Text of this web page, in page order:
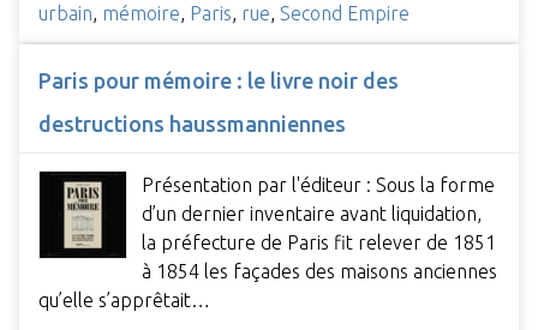
urbain mémoire Paris rue Second Empire
Paris pour mémoire : le livre noir des
destructions haussmanniennes
Présentation par l'éditeur : Sous la forme
d’un dernier inventaire avant liquidation,
la préfecture de Paris fit relever de 1851
à 1854 les façades des maisons anciennes
qu’elle s’apprêtait…